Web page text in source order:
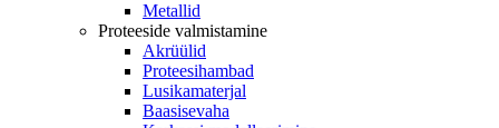
Metallid
Proteeside valmistamine
Akrüülid
Proteesihambad
Lusikamaterjal
Baasisevaha